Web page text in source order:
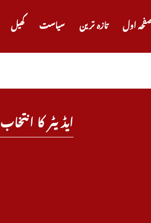
کھیل سیاست تازہ ترین صفحہ اول
ایڈیٹر کا انتخاب